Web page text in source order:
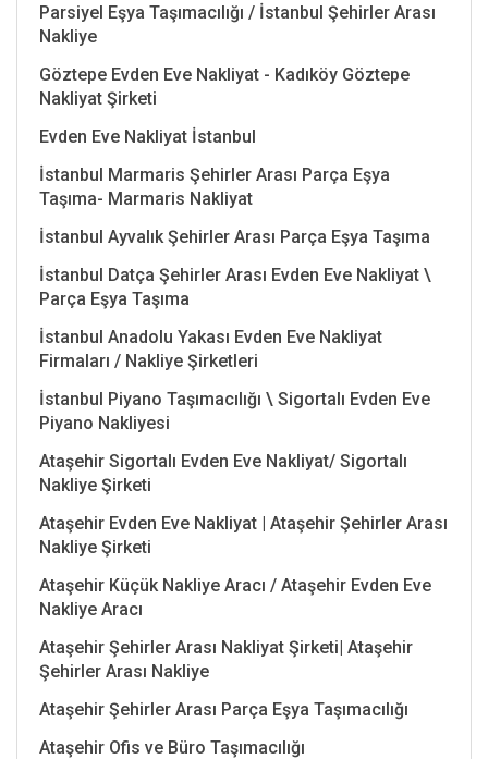
Parsiyel Eşya Taşımacılığı / İstanbul Şehirler Arası
Nakliye
Göztepe Evden Eve Nakliyat - Kadıköy Göztepe
Nakliyat Şirketi
Evden Eve Nakliyat İstanbul
İstanbul Marmaris Şehirler Arası Parça Eşya
Taşıma- Marmaris Nakliyat
İstanbul Ayvalık Şehirler Arası Parça Eşya Taşıma
İstanbul Datça Şehirler Arası Evden Eve Nakliyat \
Parça Eşya Taşıma
İstanbul Anadolu Yakası Evden Eve Nakliyat
Firmaları / Nakliye Şirketleri
İstanbul Piyano Taşımacılığı \ Sigortalı Evden Eve
Piyano Nakliyesi
Ataşehir Sigortalı Evden Eve Nakliyat/ Sigortalı
Nakliye Şirketi
Ataşehir Evden Eve Nakliyat | Ataşehir Şehirler Arası
Nakliye Şirketi
Ataşehir Küçük Nakliye Aracı / Ataşehir Evden Eve
Nakliye Aracı
Ataşehir Şehirler Arası Nakliyat Şirketi| Ataşehir
Şehirler Arası Nakliye
Ataşehir Şehirler Arası Parça Eşya Taşımacılığı
Ataşehir Ofis ve Büro Taşımacılığı